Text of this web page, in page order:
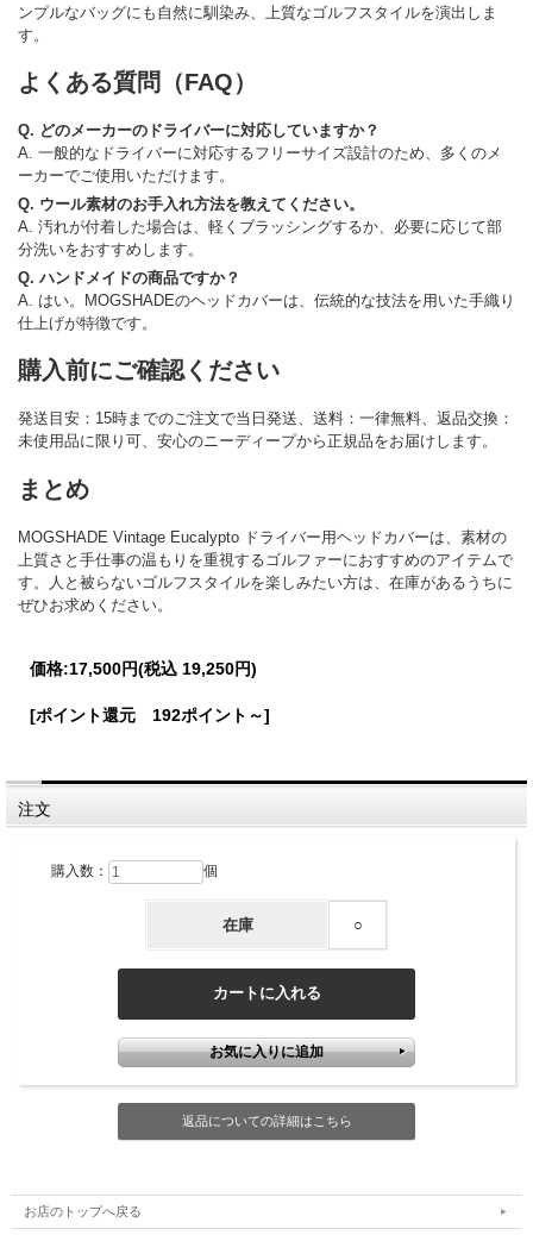
ンプルなバッグにも自然に馴染み、上質なゴルフスタイルを演出しま
す。
よくある質問（FAQ）
Q. どのメーカーのドライバーに対応していますか？
A. 一般的なドライバーに対応するフリーサイズ設計のため、多くのメ
ーカーでご使用いただけます。
Q. ウール素材のお手入れ方法を教えてください。
A. 汚れが付着した場合は、軽くブラッシングするか、必要に応じて部
分洗いをおすすめします。
Q. ハンドメイドの商品ですか？
A. はい。MOGSHADEのヘッドカバーは、伝統的な技法を用いた手織り
仕上げが特徴です。
購入前にご確認ください
発送目安：15時までのご注文で当日発送、送料：一律無料、返品交換：
未使用品に限り可、安心のニーディープから正規品をお届けします。
まとめ
MOGSHADE Vintage Eucalypto ドライバー用ヘッドカバーは、素材の
上質さと手仕事の温もりを重視するゴルファーにおすすめのアイテムで
す。人と被らないゴルフスタイルを楽しみたい方は、在庫があるうちに
ぜひお求めください。
価格:17,500円(税込 19,250円)
[ポイント還元 192ポイント～]
注文
購入数： 個
在庫 ○
返品についての詳細はこちら
お店のトップへ戻る